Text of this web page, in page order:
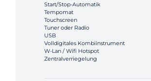
Start/Stop-Automatik
Tempomat
Touchscreen
Tuner oder Radio
USB
Volldigitales Kombiinstrument
W-Lan / Wifi Hotspot
Zentralverriegelung